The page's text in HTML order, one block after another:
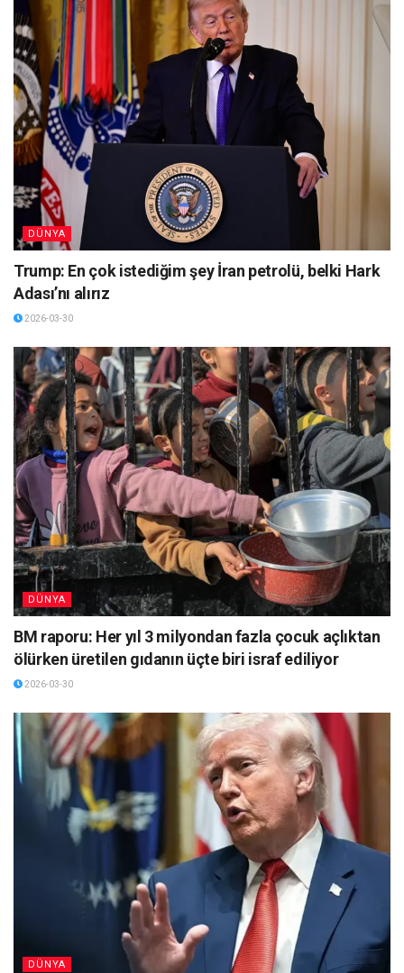
DÜNYA
Trump: En çok istediğim şey İran petrolü, belki Hark
Adası’nı alırız
2026-03-30
DÜNYA
BM raporu: Her yıl 3 milyondan fazla çocuk açlıktan
ölürken üretilen gıdanın üçte biri israf ediliyor
2026-03-30
DÜNYA